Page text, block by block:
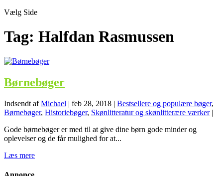
Vælg Side
Tag: Halfdan Rasmussen
Børnebøger
Indsendt afMichael | feb 28, 2018 | Bestsellere og populære bøger,
Børnebøger, Historiebøger, Skønlitteratur og skønlitterære værker|
Gode børnebøger er med til at give dine børn gode minder og
oplevelser og de får mulighed for at...
Læs mere